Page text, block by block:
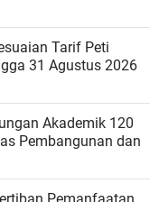
Tarif Peti
31 Agustus 2026
Akademik 120
Pembangunan dan